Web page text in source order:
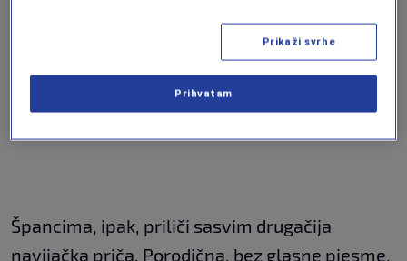
u hiljadama navijača, opijenih pivom i
svakojakim sredstvima. Englezi su došli po
trofej i ne misle tako lako da se iz Njemačke
Špancima, ipak, priliči sasvim drugačija
navijačka priča. Porodična, bez glasne pjesme,
Prikaži svrhe
Prihvatam